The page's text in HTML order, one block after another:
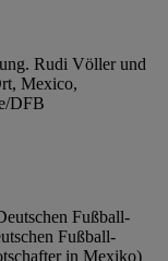
Rudi Völler und
Mexico,
DFB
Fußball-
Fußball-
in Mexiko)